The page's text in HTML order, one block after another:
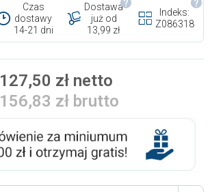
Czas
dostawy
14-21 dni
Dostawa
już od
13,99 zł
Indeks:
Z086318
127,50 zł netto
156,83 zł brutto